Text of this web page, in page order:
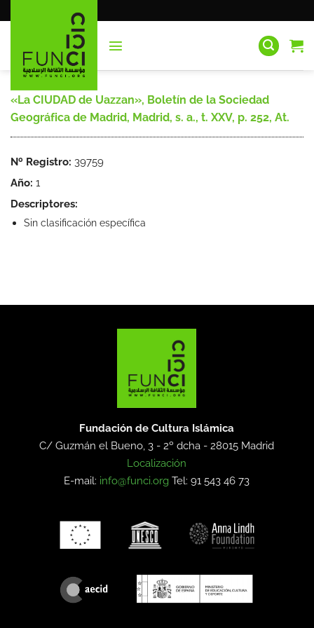
al
«La CIUDAD de Uazzan», Boletín de la Sociedad
Geográfica de Madrid, Madrid, s. a., t. XXV, p. 252, At.
Nº Registro: 39759
Año: 1
Descriptores:
Sin clasificación específica
Fundación de Cultura Islámica
C/ Guzmán el Bueno, 3 - 2º dcha -28015 Madrid
Localización
E-mail: info@funci.org Tel: 91 543 46 73